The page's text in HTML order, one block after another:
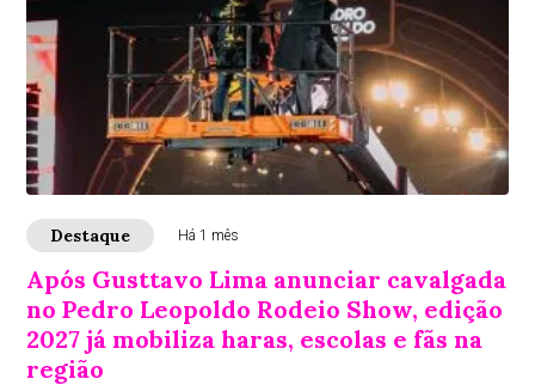
Destaque Há 1 mês
Após Gusttavo Lima anunciar cavalgada
no Pedro Leopoldo Rodeio Show, edição
2027 já mobiliza haras, escolas e fãs na
região